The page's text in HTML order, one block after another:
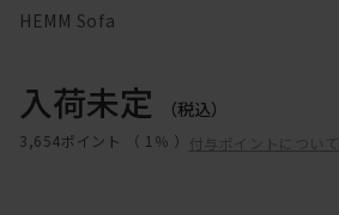
HEMM Sofa
入荷未定 （税込）
3,654ポイント （ 1％ ） 付与ポイントについて